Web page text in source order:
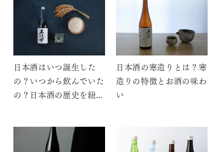
日本酒はいつ誕生した
の？いつから飲んでいた
の？日本酒の歴史を紐解
日本酒の寒造りとは？寒
造りの特徴とお酒の味わ
い